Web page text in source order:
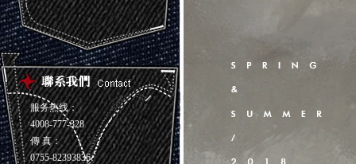
服务热线：
4008-777-328
傳 真：
0755-82393836